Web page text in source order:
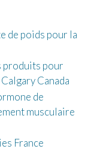
de poids pour la
produits pour
Canada
de
musculaire
France